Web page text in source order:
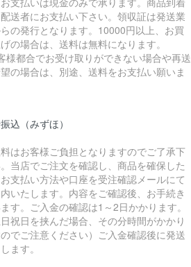
送者にお支払い下さい。領収証は発送業
の発行となります。10000円以上、お買
の場合は、送料は無料になります。
様都合でお受け取りができない場合や再送
の場合は、別途、送料をお支払い願いま
込（みずほ）
はお客様ご負担となりますのでご了承下
当店でご注文を確認し、商品を確保した
支払い方法や口座を受注確認メールにて
いたします。内容をご確認後、お手続き
す。ご入金の確認は1～2日かかります。
日祝日を挟んだ場合、その分時間がかかり
でご注意ください）ご入金確認後に発送
ます。